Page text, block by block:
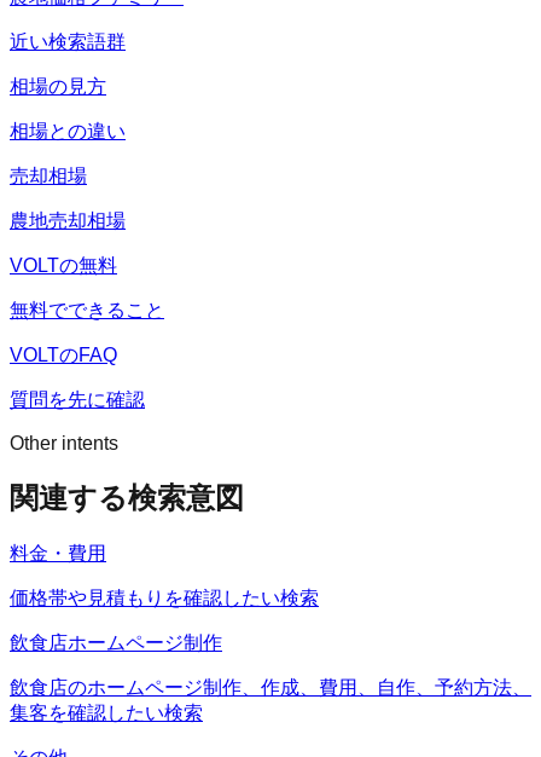
近い検索語群
相場の見方
相場との違い
売却相場
農地売却相場
VOLTの無料
無料でできること
VOLTのFAQ
質問を先に確認
Other intents
関連する検索意図
料金・費用
価格帯や見積もりを確認したい検索
飲食店ホームページ制作
飲食店のホームページ制作、作成、費用、自作、予約方法、
集客を確認したい検索